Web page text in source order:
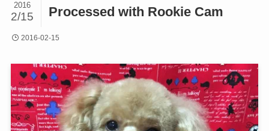
Processed with Rookie Cam
2016
2/15
2016-02-15